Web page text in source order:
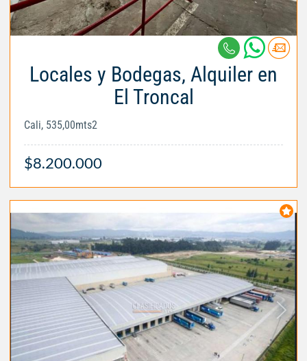
Locales y Bodegas, Alquiler en
El Troncal
Cali, 535,00mts2
$8.200.000